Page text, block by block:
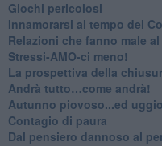
Giochi pericolosi
Innamorarsi al tempo del
​Relazioni che fanno male
​Stressi-AMO-ci meno!
​La prospettiva della
​Andrà tutto…come andrà!
Autunno piovoso...ed
​Contagio di paura
​Dal pensiero dannoso al